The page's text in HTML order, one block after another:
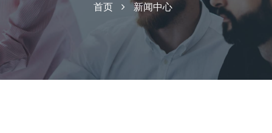
首页 新闻中心